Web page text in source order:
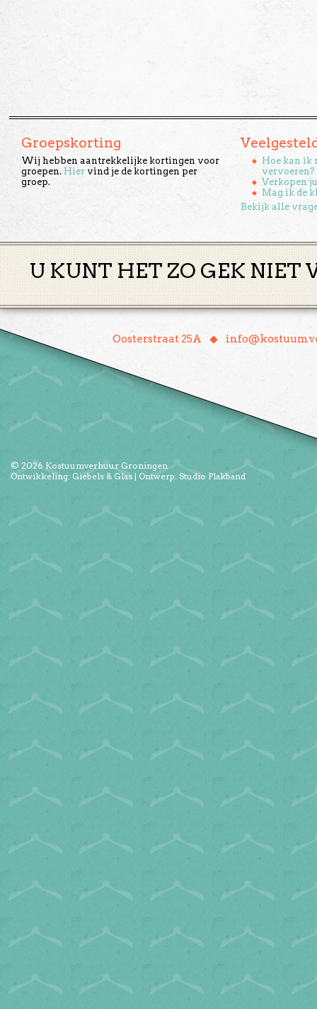
Groepskorting
Wij hebben aantrekkelijke kortingen voor
groepen. Hier vind je de kortingen per
groep.
Hoe kan ik
vervoeren?
Verkopen
Mag ik de
Bekijk alle
U KUNT HET ZO GEK NIET
Oosterstraat 25A ♦
© 2026 Kostuumverhuur Groningen
Ontwikkeling: Giebels & Glas| Ontwerp: Studio Plakband